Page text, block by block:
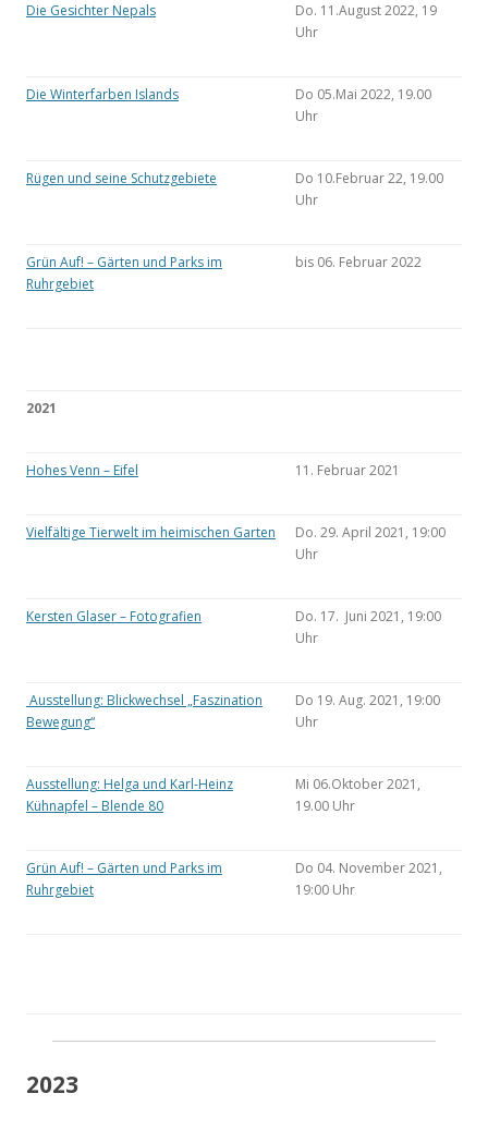
Die Gesichter Nepals
Do. 11.August 2022, 19
Uhr
Die Winterfarben Islands
Do 05.Mai 2022, 19.00
Uhr
Rügen und seine Schutzgebiete
Do 10.Februar 22, 19.00
Uhr
Grün Auf! – Gärten und Parks im
Ruhrgebiet
bis 06. Februar 2022
2021
Hohes Venn – Eifel 11. Februar 2021
Vielfältige Tierwelt im heimischen Garten
Do. 29. April 2021, 19:00
Uhr
Kersten Glaser – Fotografien
Do. 17. Juni 2021, 19:00
Uhr
Ausstellung: Blickwechsel „Faszination
Bewegung“
Do 19. Aug. 2021, 19:00
Uhr
Ausstellung: Helga und Karl-Heinz
Kühnapfel – Blende 80
Mi 06.Oktober 2021,
19.00 Uhr
Grün Auf! – Gärten und Parks im
Ruhrgebiet
Do 04. November 2021,
19:00 Uhr
2023